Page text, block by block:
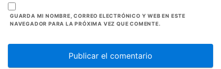
GUARDA MI NOMBRE, CORREO ELECTRÓNICO Y WEB EN ESTE
NAVEGADOR PARA LA PRÓXIMA VEZ QUE COMENTE.